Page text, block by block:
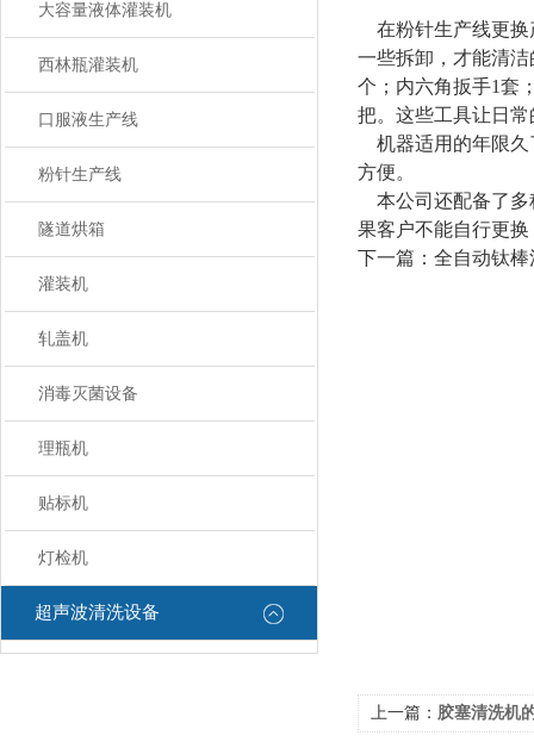
大容量液体灌装机
西林瓶灌装机
口服液生产线
粉针生产线
隧道烘箱
灌装机
轧盖机
消毒灭菌设备
理瓶机
贴标机
灯检机
超声波清洗设备
在粉针生产线更换
一些拆卸，才能清
个；内六角扳手1套
把。这些工具让日
机器适用的年限久
方便。
本公司还配备了多
果客户不能自行更
下一篇：全自动钛棒
上一篇： 胶塞清洗机